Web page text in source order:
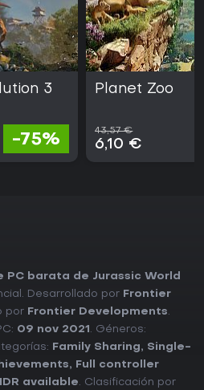
3
-75%
Planet Zoo
43,57 €
6,10 €
PC barata de Jurassic World
Desarrollado por Frontier
por Frontier Developments.
09 nov 2021 . Géneros:
Family Sharing, Single-
,
Full controller
available. Clasificación por